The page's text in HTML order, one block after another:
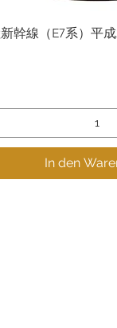
幹線（E7系）平
In den